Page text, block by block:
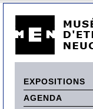
EXPOSITIONS
AGENDA